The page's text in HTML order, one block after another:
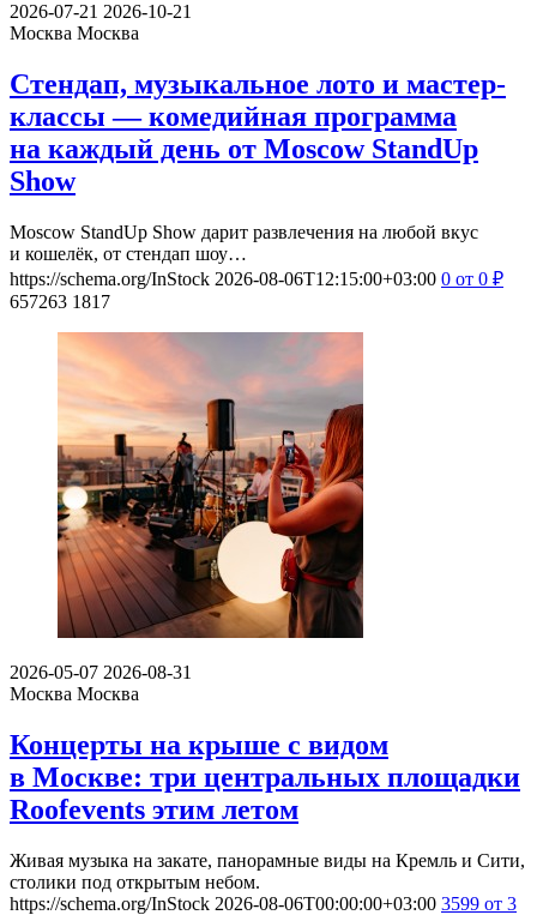
2026-07-21 2026-10-21
Москва Москва
Стендап, музыкальное лото и мастер-
классы — комедийная программа
на каждый день от Moscow StandUp
Show
Moscow StandUp Show дарит развлечения на любой вкус
и кошелёк, от стендап шоу…
https://schema.org/InStock 2026-08-06T12:15:00+03:00 0 от 0 ₽
657263 1817
2026-05-07 2026-08-31
Москва Москва
Концерты на крыше с видом
в Москве: три центральных площадки
Roofevents этим летом
Живая музыка на закате, панорамные виды на Кремль и Сити,
столики под открытым небом.
https://schema.org/InStock 2026-08-06T00:00:00+03:00 3599 от 3